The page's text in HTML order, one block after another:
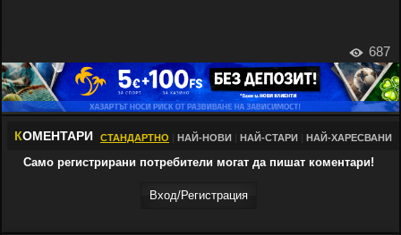
687
КОМЕНТАРИ СТАНДАРТНО НАЙ-НОВИ НАЙ-СТАРИ НАЙ-ХАРЕСВАНИ
Само регистрирани потребители могат да пишат коментари!
Вход/Регистрaция